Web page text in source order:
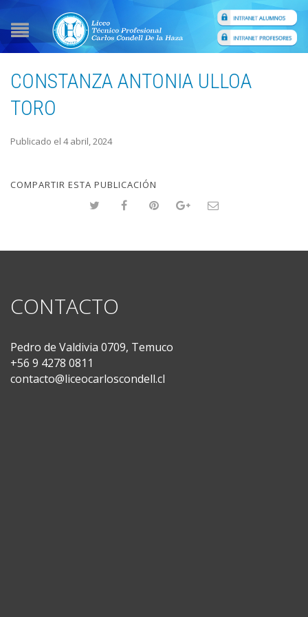
CONSTANZA ANTONIA ULLOA
TORO
Publicado el 4 abril, 2024
COMPARTIR ESTA PUBLICACIÓN
CONTACTO
Pedro de Valdivia 0709, Temuco
+56 9 4278 0811
contacto@liceocarloscondell.cl